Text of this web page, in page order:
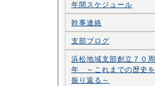
年間スケジュール
幹事連絡
支部ブログ
浜松地域支部創立７０周
年 ～これまでの歴史を
振り返る～